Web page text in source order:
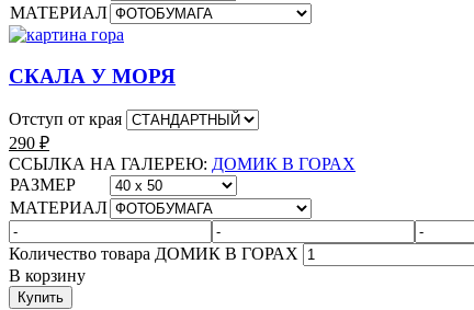
МАТЕРИАЛ
СКАЛА У МОРЯ
Отступ от края
290 ₽
ССЫЛКА НА ГАЛЕРЕЮ: ДОМИК В ГОРАХ
РАЗМЕР
МАТЕРИАЛ
Количество товара ДОМИК В ГОРАХ
В корзину
Купить